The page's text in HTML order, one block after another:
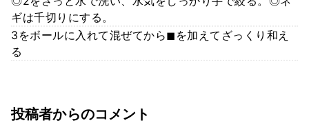
ギは千切りにする。
3をボールに入れて混ぜてから◼︎を加えてざっくり和え
る
投稿者からのコメント